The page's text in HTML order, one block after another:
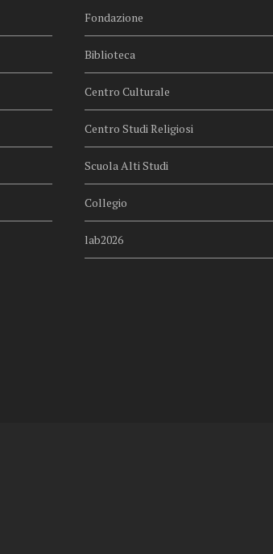
Fondazione
Biblioteca
Centro Culturale
Centro Studi Religiosi
Scuola Alti Studi
Collegio
lab2026